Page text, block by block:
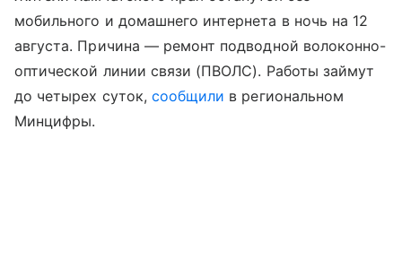
мобильного и домашнего интернета в ночь на 12
августа. Причина — ремонт подводной волоконно-
оптической линии связи (ПВОЛС). Работы займут
до четырех суток, сообщили в региональном
Минцифры.